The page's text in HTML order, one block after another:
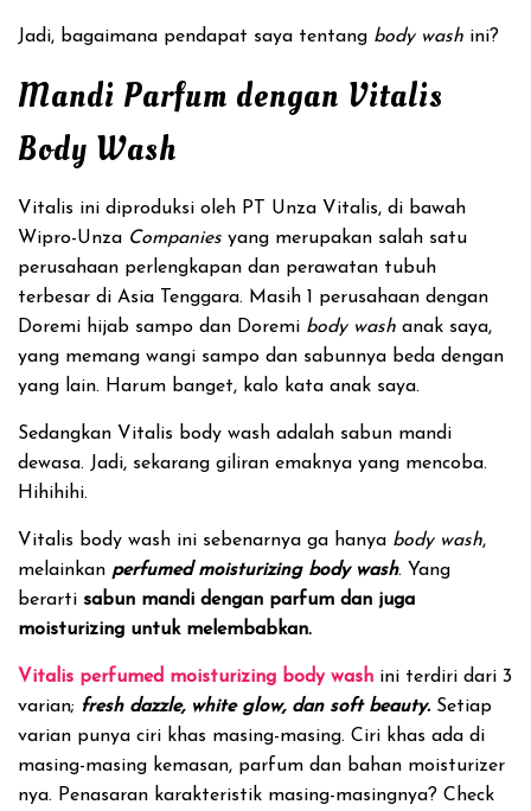
Jadi, bagaimana pendapat saya tentang body wash ini?
Mandi Parfum dengan Vitalis
Body Wash
Vitalis ini diproduksi oleh PT Unza Vitalis, di bawah
Wipro-Unza Companies yang merupakan salah satu
perusahaan perlengkapan dan perawatan tubuh
terbesar di Asia Tenggara. Masih 1 perusahaan dengan
Doremi hijab sampo dan Doremi body wash anak saya,
yang memang wangi sampo dan sabunnya beda dengan
yang lain. Harum banget, kalo kata anak saya.
Sedangkan Vitalis body wash adalah sabun mandi
dewasa. Jadi, sekarang giliran emaknya yang mencoba.
Hihihihi.
Vitalis body wash ini sebenarnya ga hanya body wash,
melainkan perfumed moisturizing body wash. Yang
berarti sabun mandi dengan parfum dan juga
moisturizing untuk melembabkan.
Vitalis perfumed moisturizing body wash ini terdiri dari 3
varian; fresh dazzle, white glow, dan soft beauty. Setiap
varian punya ciri khas masing-masing. Ciri khas ada di
masing-masing kemasan, parfum dan bahan moisturizer
nya. Penasaran karakteristik masing-masingnya? Check